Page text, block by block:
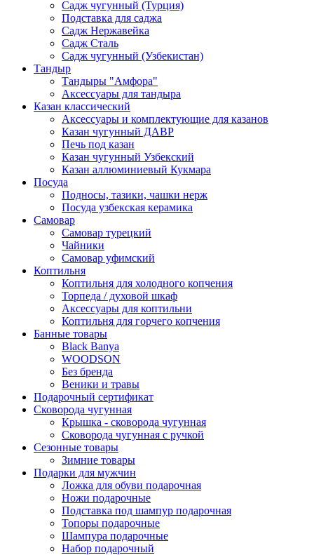
Садж чугунный (Турция)
Подставка для саджа
Садж Нержавейка
Садж Сталь
Садж чугунный (Узбекистан)
Тандыр
Тандыры "Амфора"
Аксессуары для тандыра
Казан классический
Аксессуары и комплектующие для казанов
Казан чугунный ДАВР
Печь под казан
Казан чугунный Узбекский
Казан аллюминиевый Кукмара
Посуда
Подносы, тазики, чашки нерж
Посуда узбекская керамика
Самовар
Самовар турецкий
Чайники
Самовар уфимский
Коптильня
Коптильня для холодного копчения
Торпеда / духовой шкаф
Аксессуары для коптильни
Коптильня для горчего копчения
Банные товары
Black Banya
WOODSON
Без бренда
Веники и травы
Подарочный сертификат
Сковорода чугунная
Крышка - сковорода чугунная
Сковорода чугунная с ручкой
Сезонные товары
Зимние товары
Подарки для мужчин
Ложка для обуви подарочная
Ножи подарочные
Подставка под шампур подарочная
Топоры подарочные
Шампура подарочные
Набор подарочный